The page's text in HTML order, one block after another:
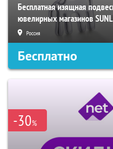
Бесплатная изящная
ювелирных магазинов
Россия
Бесплатно
-30%